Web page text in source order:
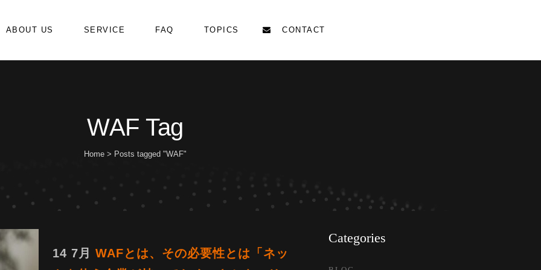
ABOUT US SERVICE FAQ TOPICS CONTACT
WAF Tag
Home > Posts tagged "WAF"
14 7月
WAFとは、その必要性とは「ネッ
Categories